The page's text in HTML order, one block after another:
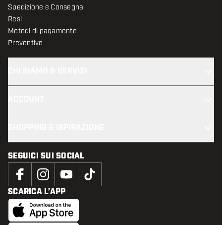
Spedizione e Consegna
Resi
Metodi di pagamento
Preventivo
SEGUICI SUI SOCIAL
SCARICA L’APP